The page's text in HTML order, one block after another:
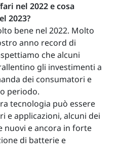
nel 2022 e cosa
2023?
bene nel 2022. Molto
anno record di
che alcuni
gli investimenti a
dei consumatori e
periodo.
tecnologia può essere
e applicazioni, alcuni dei
nuovi e ancora in forte
di batterie e